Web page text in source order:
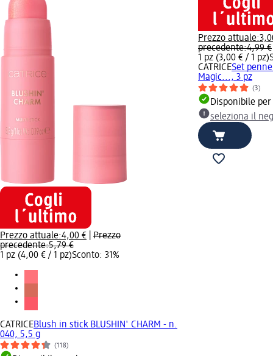
Prezzo attuale:4,00 €
Prezzo
precedente:5,79 €
1 pz (4,00 € / 1 pz)Sconto: 31%
CATRICEBlush in stick BLUSHIN' CHARM - n.
040, 5,5 g
(118)
Prezzo attuale:
precedente:4,99 €
1 pz (3,00 € / 1 pz)
CATRICESet
Magic..., 3 pz
(3)
Disponibile
seleziona il